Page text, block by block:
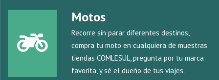
Motos
Recorre sin parar diferentes destinos,
compra tu moto en cualquiera de muestras
tiendas COMLESUL, pregunta por tu marca
favorita, y sé el dueño de tus viajes.